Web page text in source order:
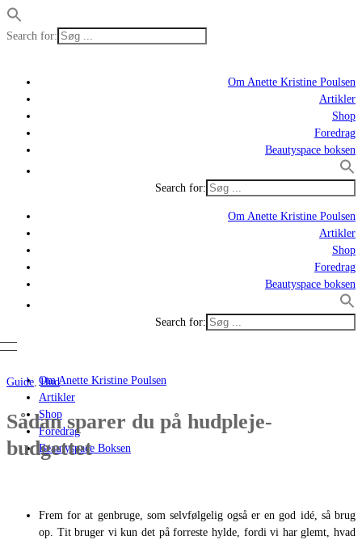
Search for:
Om Anette Kristine Poulsen
Artikler
Shop
Foredrag
Beautyspace boksen
Search for:
Om Anette Kristine Poulsen
Artikler
Shop
Foredrag
Beautyspace boksen
Search for:
Om Anette Kristine Poulsen
Artikler
Shop
Foredrag
Beautyspace Boksen
Guide,Hud
Sådan sparer du på hudpleje-
budgettet
Frem for at genbruge, som selvfølgelig også er en god idé, så brug
op. Tit bruger vi kun det på forreste hylde, fordi vi har glemt, hvad